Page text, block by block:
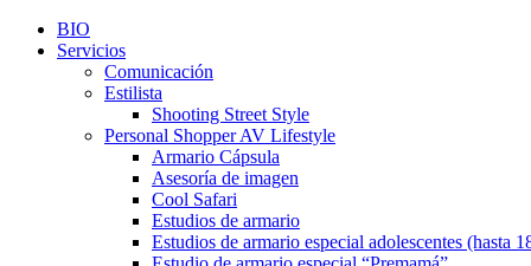
BIO
Servicios
Comunicación
Estilista
Shooting Street Style
Personal Shopper AV Lifestyle
Armario Cápsula
Asesoría de imagen
Cool Safari
Estudios de armario
Estudios de armario especial adolescentes (hasta